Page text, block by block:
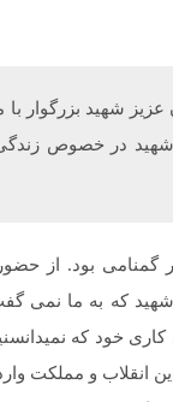
شهید بزرگوار با
شهید در خصوص
بود. از
که به ما نمی
خود که
انقلاب و مملکت